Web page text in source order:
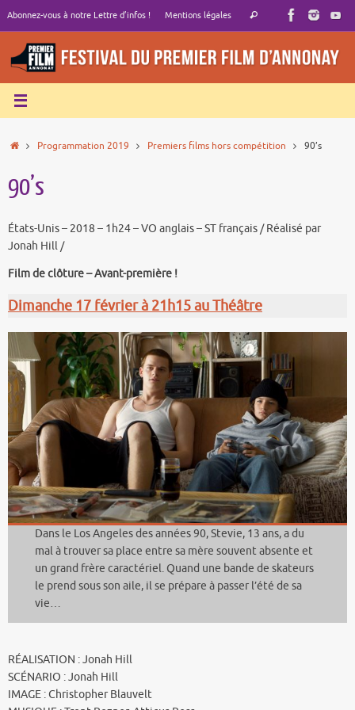
contenu
Abonnez-vous à notre Lettre d’infos ! Mentions légales
Recherche
Rechercher
AccueilProgrammation 2019 Premiers films hors compétition 90’s
90’s
États-Unis – 2018 – 1h24 – VO anglais – ST français / Réalisé par
Jonah Hill /
Film de clôture – Avant-première !
Dimanche 17 février à 21h15 au Théâtre
Dans le Los Angeles des années 90, Stevie, 13 ans, a du
mal à trouver sa place entre sa mère souvent absente et
un grand frère caractériel. Quand une bande de skateurs
le prend sous son aile, il se prépare à passer l’été de sa
vie…
RÉALISATION : Jonah Hill
SCÉNARIO : Jonah Hill
IMAGE : Christopher Blauvelt